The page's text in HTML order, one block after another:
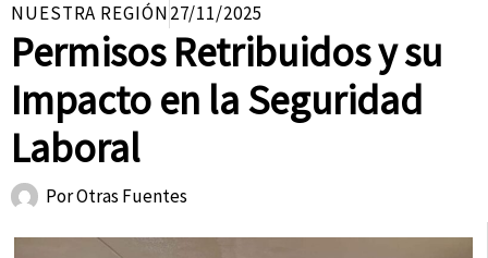
NUESTRA REGIÓN27/11/2025
Permisos Retribuidos y su
Impacto en la Seguridad
Laboral
PorOtras Fuentes